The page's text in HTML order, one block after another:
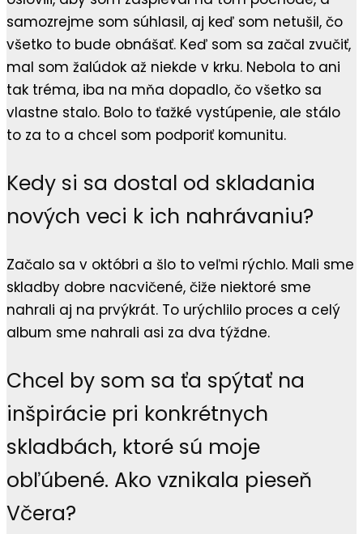
samozrejme som súhlasil, aj keď som netušil, čo
všetko to bude obnášať. Keď som sa začal zvučiť,
mal som žalúdok až niekde v krku. Nebola to ani
tak tréma, iba na mňa dopadlo, čo všetko sa
vlastne stalo. Bolo to ťažké vystúpenie, ale stálo
to za to a chcel som podporiť komunitu.
Kedy si sa dostal od skladania
nových veci k ich nahrávaniu?
Začalo sa v októbri a šlo to veľmi rýchlo. Mali sme
skladby dobre nacvičené, čiže niektoré sme
nahrali aj na prvýkrát. To urýchlilo proces a celý
album sme nahrali asi za dva týždne.
Chcel by som sa ťa spýtať na
inšpirácie pri konkrétnych
skladbách, ktoré sú moje
obľúbené. Ako vznikala pieseň
Včera?